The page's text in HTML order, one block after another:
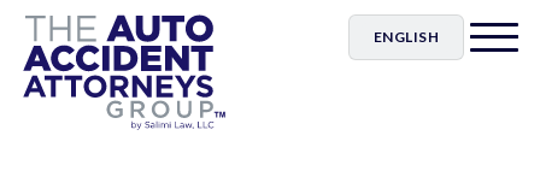
ENGLISH